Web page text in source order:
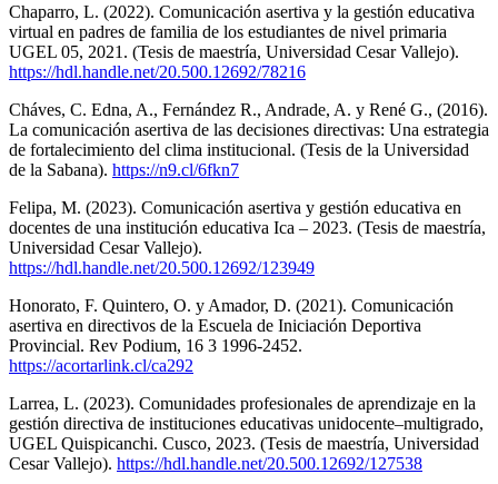
Chaparro, L. (2022). Comunicación asertiva y la gestión educativa
virtual en padres de familia de los estudiantes de nivel primaria
UGEL 05, 2021. (Tesis de maestría, Universidad Cesar Vallejo).
https://hdl.handle.net/20.500.12692/78216
Cháves, C. Edna, A., Fernández R., Andrade, A. y René G., (2016).
La comunicación asertiva de las decisiones directivas: Una estrategia
de fortalecimiento del clima institucional. (Tesis de la Universidad
de la Sabana). https://n9.cl/6fkn7
Felipa, M. (2023). Comunicación asertiva y gestión educativa en
docentes de una institución educativa Ica – 2023. (Tesis de maestría,
Universidad Cesar Vallejo).
https://hdl.handle.net/20.500.12692/123949
Honorato, F. Quintero, O. y Amador, D. (2021). Comunicación
asertiva en directivos de la Escuela de Iniciación Deportiva
Provincial. Rev Podium, 16 3 1996-2452.
https://acortarlink.cl/ca292
Larrea, L. (2023). Comunidades profesionales de aprendizaje en la
gestión directiva de instituciones educativas unidocente–multigrado,
UGEL Quispicanchi. Cusco, 2023. (Tesis de maestría, Universidad
Cesar Vallejo). https://hdl.handle.net/20.500.12692/127538